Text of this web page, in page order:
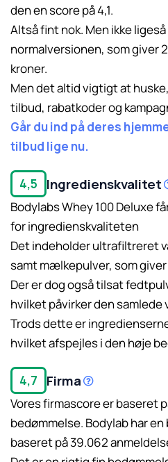
den en score på 4,1.
Altså fint nok. Men ikke
normalversionen, som giver
kroner.
Men det altid vigtigt at
tilbud, rabatkoder og
Går du ind på deres
tilbud lige nu.
4,5 Ingredienskvalitet
Læs mere her.
Bodylabs Whey 100 Deluxe
for ingredienskvaliteten
Det indeholder ultrafiltreret
samt mælkepulver, som
Der er dog også tilsat
hvilket påvirker den samlede
Trods dette er
hvilket afspejles i den høje
4,7 Firma
Læs mere her.
Vores firmascore er baseret
bedømmelse. Bodylab har
baseret på 39.062